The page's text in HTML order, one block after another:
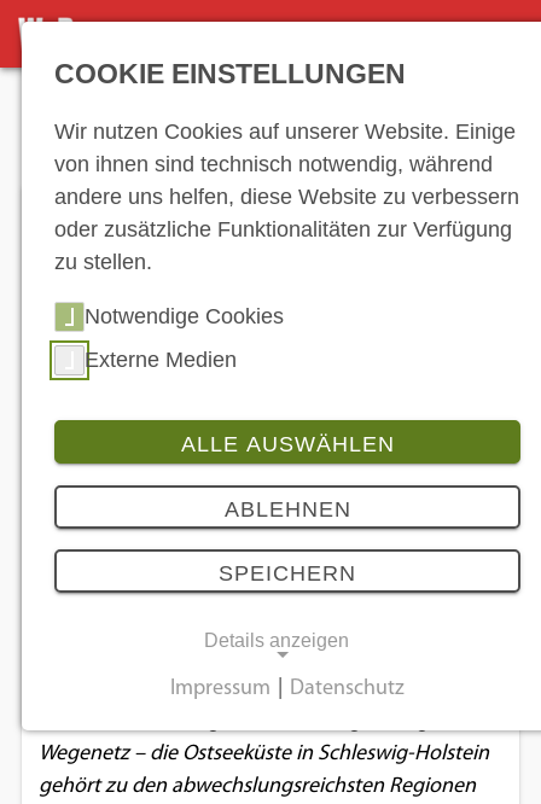
DETAILSEITE
Branche
Küstenkurven & Meerblick: Die
schönsten Strecken an der schleswig-
holsteinischen Ostsee
Wegenetz – die Ostseeküste in Schleswig-Holstein
gehört zu den abwechslungsreichsten Regionen
COOKIE EINSTELLUNGEN
Wir nutzen Cookies auf unserer Website. Einige
von ihnen sind technisch notwendig, während
andere uns helfen, diese Website zu verbessern
oder zusätzliche Funktionalitäten zur Verfügung
zu stellen.
Notwendige Cookies
Externe Medien
ALLE AUSWÄHLEN
ABLEHNEN
SPEICHERN
Details anzeigen
Notwendige Cookies ermöglichen
grundlegende Funktionen und sind für die
Impressum Datenschutz